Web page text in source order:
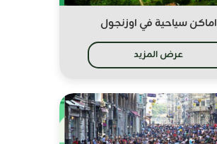
اماكن سياحية في اوزنجول
عرض المزيد